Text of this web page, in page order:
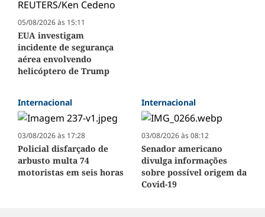
05/08/2026 às 15:11
EUA investigam
incidente de segurança
aérea envolvendo
helicóptero de Trump
Internacional
03/08/2026 às 17:28
Policial disfarçado de
arbusto multa 74
motoristas em seis horas
Internacional
03/08/2026 às 08:12
Senador americano
divulga informações
sobre possível origem da
Covid-19